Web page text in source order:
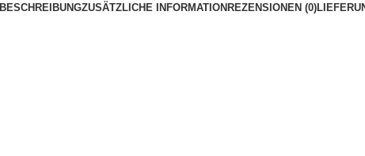
BESCHREIBUNGZUSÄTZLICHE INFORMATION REZENSIONEN (0)